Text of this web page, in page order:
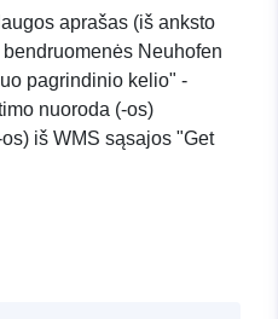
aprašas (iš anksto
Neuhofen
pagrindinio kelio" -
nuoroda (-os)
iš WMS sąsajos "Get